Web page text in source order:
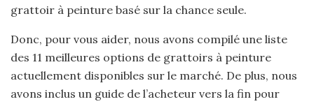
grattoir à peinture basé sur la chance seule.
Donc, pour vous aider, nous avons compilé une liste
des 11 meilleures options de grattoirs à peinture
actuellement disponibles sur le marché. De plus, nous
avons inclus un guide de l’acheteur vers la fin pour